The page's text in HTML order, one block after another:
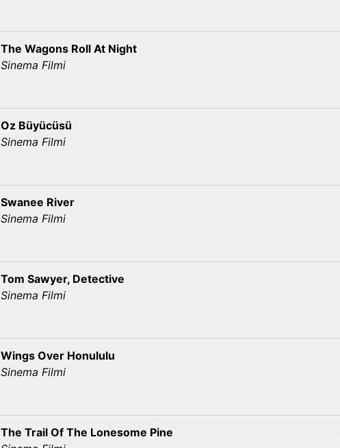
The Wagons Roll At Night
Sinema Filmi
Oz Büyücüsü
Sinema Filmi
Swanee River
Sinema Filmi
Tom Sawyer, Detective
Sinema Filmi
Wings Over Honululu
Sinema Filmi
The Trail Of The Lonesome Pine